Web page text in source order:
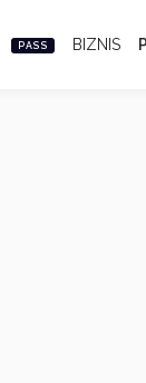
PASS BIZNIS